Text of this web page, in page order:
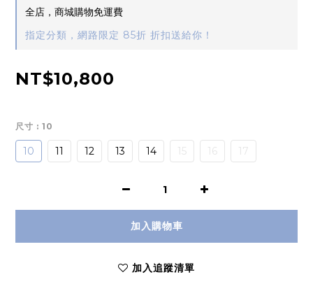
全店，商城購物免運費
指定分類，網路限定 85折 折扣送給你！
NT$10,800
尺寸 : 10
10 11 12 13 14 15 16 17
加入購物車
加入追蹤清單